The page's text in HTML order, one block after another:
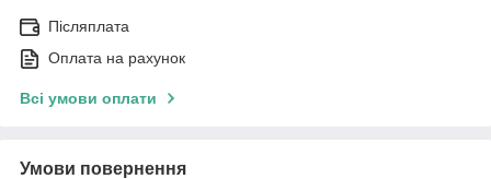
Післяплата
Оплата на рахунок
Всі умови оплати
Умови повернення